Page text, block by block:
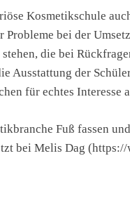
Kosmetikschule
Probleme bei der
die bei
Ausstattung der
für echtes Interesse
Fuß fassen
bei Melis Dag